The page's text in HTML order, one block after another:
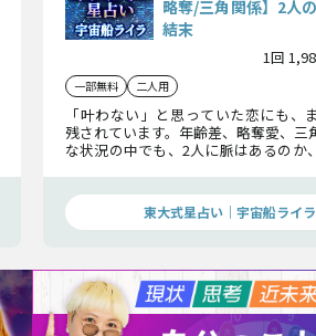
略奪/三角関係】2人
結末
1回
一部無料 二人用
「叶わない」と思っていた恋にも、
残されています。年齢差、略奪愛、
な状況の中でも、2人に脈はあるのか
東大式星占い｜宇宙船ライラ